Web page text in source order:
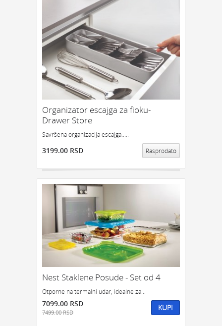
Organizator escajga za fioku-
Drawer Store
Savršena organizacija escajga.....
3199.00 RSD Rasprodato
Nest Staklene Posude - Set od 4
Otporne na termalni udar, idealne za...
7099.00 RSD
7499.00 RSD
KUPI